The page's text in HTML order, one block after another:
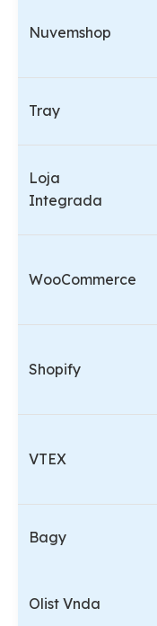
Nuvemshop
Tray
Loja
Integrada
WooCommerce
Shopify
VTEX
Bagy
Olist Vnda